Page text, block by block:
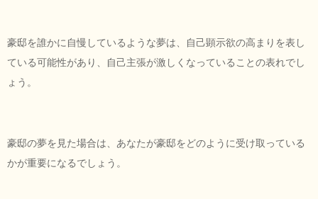
豪邸を誰かに自慢しているような夢は、自己顕示欲の高まりを表し
ている可能性があり、自己主張が激しくなっていることの表れでし
ょう。
豪邸の夢を見た場合は、あなたが豪邸をどのように受け取っている
かが重要になるでしょう。